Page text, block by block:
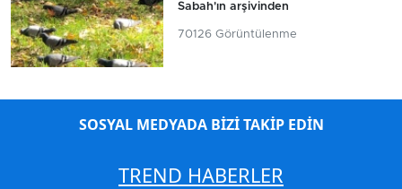
Sabah'ın arşivinden
70126 Görüntülenme
SOSYAL MEDYADA BİZİ TAKİP EDİN
TREND HABERLER